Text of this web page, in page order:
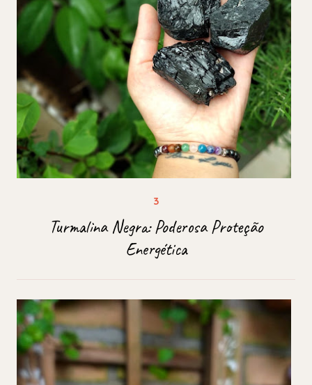
Turmalina Negra: Poderosa Proteção
Energética